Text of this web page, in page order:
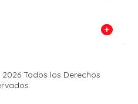
Todos los Derechos